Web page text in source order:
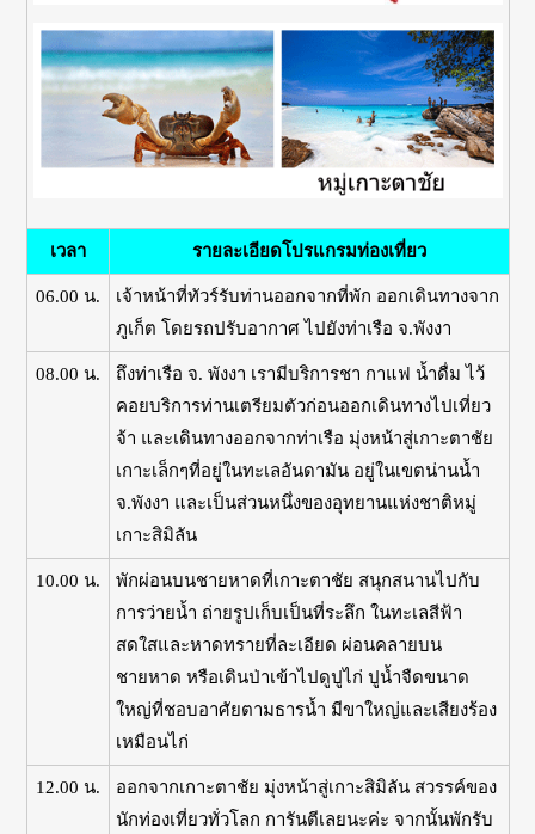
เวลา รายละเอียดโปรแกรมท่องเที่ยว
06.00 น.
เจ้าหน้าที่ทัวร์รับท่านออกจากที่พัก ออกเดินทางจาก
ภูเก็ต โดยรถปรับอากาศ ไปยังท่าเรือ จ.พังงา
08.00 น.
ถึงท่าเรือ จ. พังงา เรามีบริการชา กาแฟ น้ำดื่ม ไว้
คอยบริการท่านเตรียมตัวก่อนออกเดินทางไปเที่ยว
จ้า และเดินทางออกจากท่าเรือ มุ่งหน้าสู่เกาะตาชัย
เกาะเล็กๆที่อยู่ในทะเลอันดามัน อยู่ในเขตน่านน้ำ
จ.พังงา และเป็นส่วนหนึ่งของอุทยานแห่งชาติหมู่
เกาะสิมิลัน
10.00 น.
พักผ่อนบนชายหาดที่เกาะตาชัย สนุกสนานไปกับ
การว่ายน้ำ ถ่ายรูปเก็บเป็นที่ระลึก ในทะเลสีฟ้า
สดใสและหาดทรายที่ละเอียด ผ่อนคลายบน
ชายหาด หรือเดินป่าเข้าไปดูปูไก่ ปูน้ำจืดขนาด
ใหญ่ที่ชอบอาศัยตามธารน้ำ มีขาใหญ่และเสียงร้อง
เหมือนไก่
12.00 น.
ออกจากเกาะตาชัย มุ่งหน้าสู่เกาะสิมิลัน สวรรค์ของ
นักท่องเที่ยวทั่วโลก การันตีเลยนะค่ะ จากนั้นพักรับ